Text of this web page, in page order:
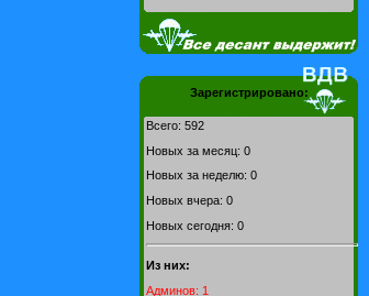
Зарегистрировано:
Всего: 592
Новых за месяц: 0
Новых за неделю: 0
Новых вчера: 0
Новых сегодня: 0
Из них:
Админов: 1